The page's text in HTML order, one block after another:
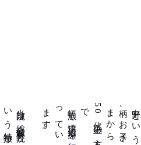
中
野
と
い
う
場
所
柄
、
お
子
さ
ま
か
ら
5
0
代
以
上
の
方
ま
で
幅
広
く
矯
正
治
療
を
行
っ
て
い
ま
す
。
当
院
は
総
合
歯
科
医
院
と
い
う
特
徴
か
ら
す
べ
て
の
治
療